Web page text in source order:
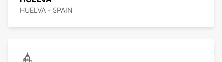
HUELVA - SPAIN